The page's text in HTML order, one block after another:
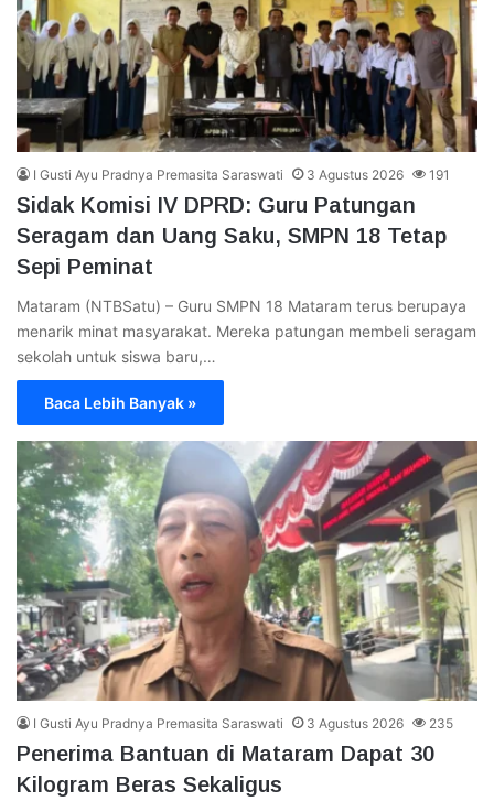
I Gusti Ayu Pradnya Premasita Saraswati 3 Agustus 2026 191
Sidak Komisi IV DPRD: Guru Patungan
Seragam dan Uang Saku, SMPN 18 Tetap
Sepi Peminat
Mataram (NTBSatu) – Guru SMPN 18 Mataram terus berupaya
menarik minat masyarakat. Mereka patungan membeli seragam
sekolah untuk siswa baru,…
Baca Lebih Banyak »
I Gusti Ayu Pradnya Premasita Saraswati 3 Agustus 2026 235
Penerima Bantuan di Mataram Dapat 30
Kilogram Beras Sekaligus